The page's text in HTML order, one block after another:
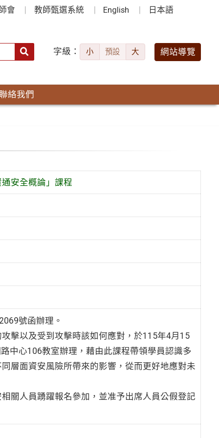
會 教師甄選系統 English 日本語
字級： 小 預設 大 網站導覽
絡我們
安全概論」課程
號函辦理。
擊以及受到攻擊時該如何應對，於115年4月15
中心106教室辦理，藉由此課程帶領學員認識多
層面資安風險所帶來的影響，從而更好地應對未
關人員踴躍報名參加，並准予出席人員公假登記